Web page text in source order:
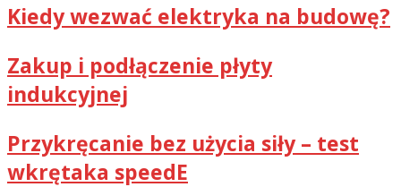
Kiedy wezwać elektryka na budowę?
Zakup i podłączenie płyty
indukcyjnej
Przykręcanie bez użycia siły – test
wkrętaka speedE